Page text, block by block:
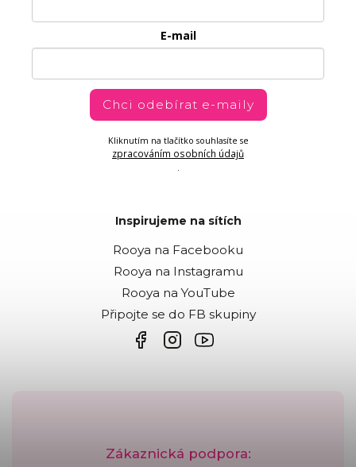
Zákaznická podpora:
E-mail
Chci odebírat e-maily
Kliknutím na tlačítko souhlasíte se
zpracováním osobních údajů
.
Inspirujeme na sítích
Rooya na Facebooku
Rooya na Instagramu
Rooya na YouTube
Připojte se do FB skupiny